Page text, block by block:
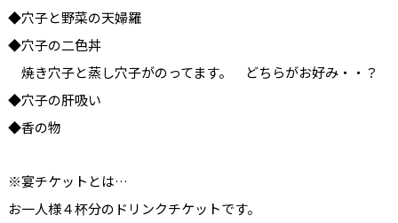
◆穴子と野菜の天婦羅
◆穴子の二色丼
焼き穴子と蒸し穴子がのってます。 どちらがお好み・・？
◆穴子の肝吸い
◆香の物
※宴チケットとは…
お一人様４杯分のドリンクチケットです。